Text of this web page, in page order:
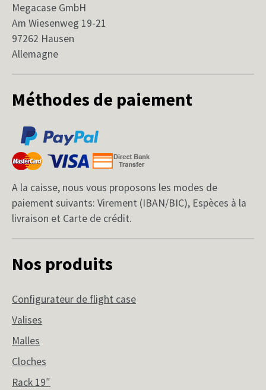
Méthodes de paiement
A la caisse, nous vous proposons les modes de
paiement suivants: Virement (IBAN/BIC), Espèces à la
livraison et Carte de crédit.
Nos produits
Configurateur de flight case
Valises
Malles
Cloches
Rack 19″
Megacase GmbH
Am Wiesenweg 19-21
97262 Hausen
Allemagne